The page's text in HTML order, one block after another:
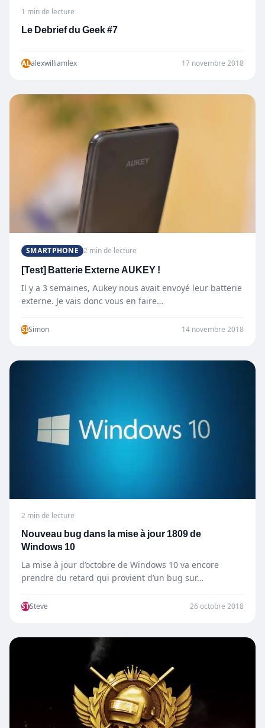
1 min de lecture
Le Debrief du Geek #7
ALalexwilliamlex 17 novembre 2018
SMARTPHONE 2 min de lecture
[Test] Batterie Externe AUKEY !
Il y a 3 semaines, Aukey nous avait envoyé leur batterie
externe. Je vais donc vous en faire…
SISimon 14 novembre 2018
2 min de lecture
Nouveau bug dans la mise à jour 1809 de
Windows 10
La mise à jour d’octobre de Windows 10 va encore
prendre du retard qui provient d’un bug sur…
STSteve 26 octobre 2018